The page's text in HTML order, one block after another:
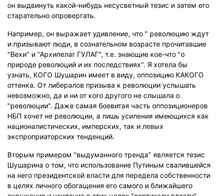
он выдвинуть какой-нибудь несусветный тезис и затем его
старательно опровергать.
Например, он выражает удивление, что " революцию ждут
и призывают люди, в сознательном возрасте прочитавшие
"Вехи" и "Архипелаг ГУЛАГ", т.е. знающие кое-что "о
природе революций и их последствиях". Я хотела бы
узнать, КОГО Шушарин имеет в виду, оппозицию КАКОГО
оттенка. От либералов призыва к революции услышать
невозможно, да и ни от кого другого не слышала о
"революции". Даже самая боевитая часть оппозиционеров
НБП хочет не революции, а лишь усиления имеющихся как
националистических, имперских, так и левых
экспроприаторских тенденций.
Вторым примером "выдуманного тренда" является тезис
Шушарина о том, что использование Путиным свалившейся
на него президентской власти для передела собственности
в целях личного обогащения его самого и ближайшего